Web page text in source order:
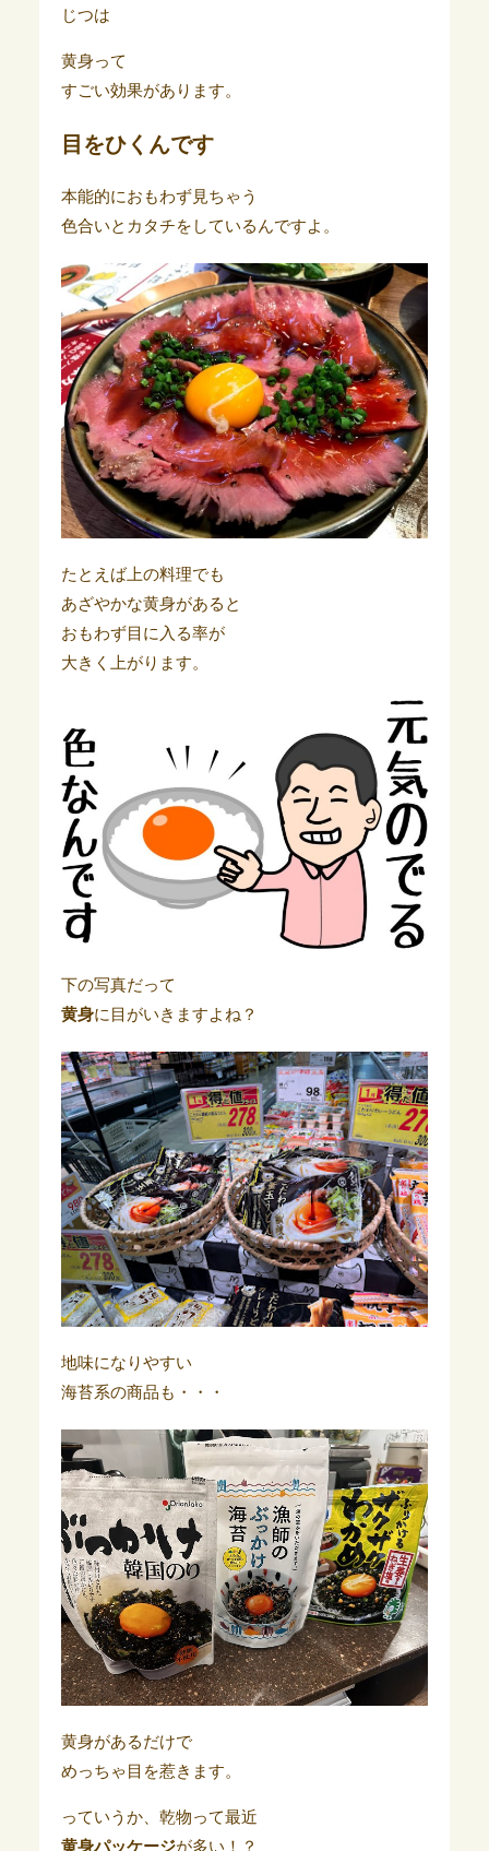
じつは
黄身って
すごい効果があります。
目をひくんです
本能的におもわず見ちゃう
色合いとカタチをしているんですよ。
たとえば上の料理でも
あざやかな黄身があると
おもわず目に入る率が
大きく上がります。
下の写真だって
黄身に目がいきますよね？
地味になりやすい
海苔系の商品も・・・
黄身があるだけで
めっちゃ目を惹きます。
っていうか、乾物って最近
黄身パッケージが多い！？